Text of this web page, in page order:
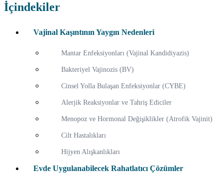
İçindekiler
Vajinal Kaşıntının Yaygın Nedenleri
Mantar Enfeksiyonları (Vajinal Kandidiyazis)
Bakteriyel Vajinozis (BV)
Cinsel Yolla Bulaşan Enfeksiyonlar (CYBE)
Alerjik Reaksiyonlar ve Tahriş Ediciler
Menopoz ve Hormonal Değişiklikler (Atrofik Vajinit)
Cilt Hastalıkları
Hijyen Alışkanlıkları
Evde Uygulanabilecek Rahatlatıcı Çözümler